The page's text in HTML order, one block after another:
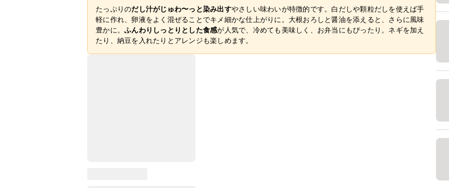
たっぷりのだし汁がじゅわ〜っと染み出すやさしい味わいが特徴的です。白だしや顆粒だしを使えば手
軽に作れ、卵液をよく混ぜることでキメ細かな仕上がりに。大根おろしと醤油を添えると、さらに風味
豊かに。 ふんわりしっとりとした食感が人気で、冷めても美味しく、お弁当にもぴったり。ネギを加え
たり、納豆を入れたりとアレンジも楽しめます。